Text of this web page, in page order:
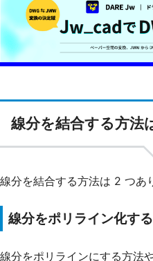
線分を結合する方法
線分を結合する方法は 2 つあ
線分をポリライン化する
線分をポリラインにする方法